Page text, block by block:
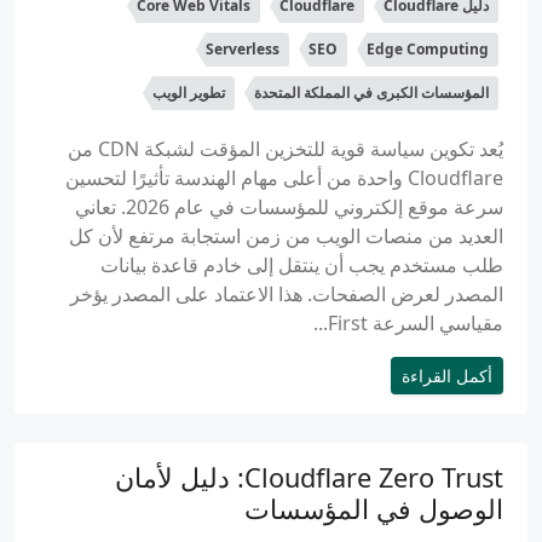
دليل Cloudflare Cloudflare
Core Web Vitals
Edge Computing
SEO
Serverless
المؤسسات الكبرى في المملكة المتحدة تطوير الويب
يُعد تكوين سياسة قوية للتخزين المؤقت لشبكة CDN من
Cloudflare واحدة من أعلى مهام الهندسة تأثيرًا لتحسين
سرعة موقع إلكتروني للمؤسسات في عام 2026. تعاني
العديد من منصات الويب من زمن استجابة مرتفع لأن كل
طلب مستخدم يجب أن ينتقل إلى خادم قاعدة بيانات
المصدر لعرض الصفحات. هذا الاعتماد على المصدر يؤخر
مقياسي السرعة First...
أكمل القراءة
Cloudflare Zero Trust: دليل لأمان
الوصول في المؤسسات